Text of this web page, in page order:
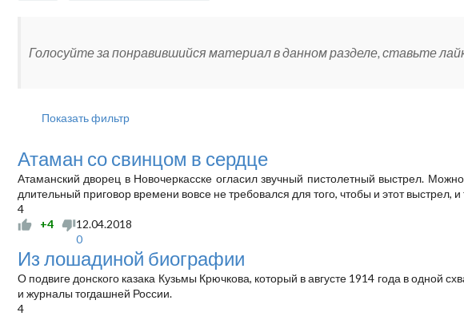
Голосуйте за понравившийся материал в данном разделе, ставьте
Показать фильтр
Атаман со свинцом в сердце
Атаманский дворец в Новочеркасске огласил звучный пистолетный выстрел.
длительный приговор времени вовсе не требовался для того, чтобы и этот выстрел,
4
+4
12.04.2018
0
Из лошадиной биографии
О подвиге донского казака Кузьмы Крючкова, который в августе 1914 года в одной
и журналы тогдашней России.
4